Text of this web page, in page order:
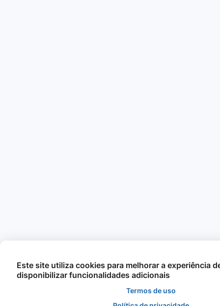
Este site utiliza cookies para melhorar a experiência
disponibilizar funcionalidades adicionais
Termos de uso